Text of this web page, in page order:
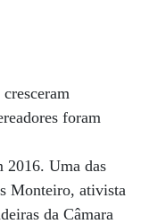
foram
2016. Uma das
Monteiro, ativista
da Câmara